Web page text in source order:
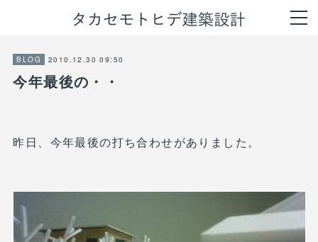
BLOG 2010.12.30 09:50
今年最後の・・
昨日、今年最後の打ち合わせがありました。